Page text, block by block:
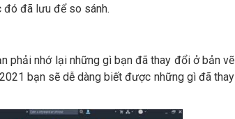
đó đã lưu để so sánh.
phải nhớ lại những gì bạn đã thay đổi ở bản vẽ
bạn sẽ dễ dàng biết được những gì đã thay